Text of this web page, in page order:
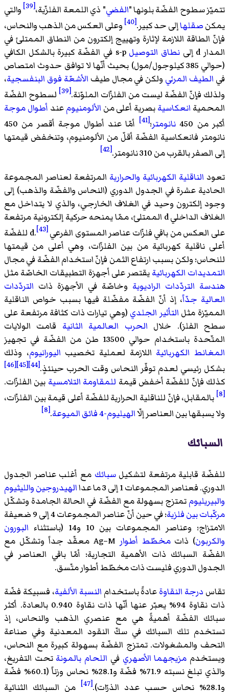
تتميّز سطوح الفضّة بلونها "الفضي" ذي اللمعة الفلزّية،[39]
والتي
يمكنصقلهاإلى حد كبير.[40]
وعلى العكس من الذهب والنحاس،
فإنّ الطاقة اللازمة لإثارة وتهييج إلكترون من النطاق الممتلئ في
المدار d إلى
نطاق التوصيل
s-p في الفضّة كبيرة بالشكل الكافي
(حوالي 385 كيلوجول/مول) بحيث أنّها لا توافق حدوث امتصاص
في الطيف المرئي ولكن في مجال طيف الأشعّة فوق البنفسجية،
ولذلك فإنّ الفضّة ليست من الفلزّات الملوّنة.[39]
لسطوح الفضّة
المحمية انعكاسيةبصرية أعلى من الألومنيومعند أطوال موجة
أكبر من 450
نانومتر؛[41]
أمّا عند أطوال موجة أقصر من 450
نانومتر فانعكاسية الفضّة أقلّ من الألومنيوم، وتنخفض قيمتها
إلى الصفر بالقرب من 310 نانومتر.
[42]
تعود الناقلية الكهربائية والحرارية المرتفعة لعناصر المجموعة
الحادية عشرة في الجدول الدوري (النحاس والفضّة والذهب) إلى
وجود إلكترون وحيد في الغلاف الخارجي، والذي لا يتداخل مع
الغلاف الداخلي d الممتلئ، ممّا يمنحه حركية إلكترونية مرتفعة
على العكس من باقي فلزّات عناصر المستوى الفرعي d.[43]
للفضّة
أعلى ناقلية كهربائية من بين الفلزّات، وهي أعلى من قيمتها
للنحاس؛ ولكن بسبب ارتفاع الثمن فإنّ استخدام الفضّة في مجال
التمديدات الكهربائيةيقتصر على أجهزة التطبيقات الخاصّة مثل
هندسة التردّدات الراديوية وخاصّة في الأجهزة ذات التردّدات
العالية جدّاً، إذ أنّ الفضّة مفضّلة فيها بسبب خواص الناقلية
المميّزة مثل التأثير الجلدي (وهي تيارات ذات كثافة مرتفعة على
سطح الفلز). خلال الحرب العالمية الثانية قامت الولايات
المتّحدة باستخدام حوالي 13500 طن من الفضّة في تجهيز
المغانط الكهربائية اللازمة لعملية تخصيب اليورانيوم، وذلك
بشكل رئيسي لعدم توفّر النحاس وقت الحرب حينئذٍ.[44]
[45]
[46]
كذلك فإنّ للفضّة أخفض قيمة للمقاومة التلامسية بين الفلزّات.
[8]
بالمقابل، فإنّ للناقلية الحرارية للفضّة أعلى قيمة بين الفلزّات،
ولا يسبقها بين العناصر إلّاالهيليوم-4 فائق الميوعة.
[8]
السبائك
للفضّة قابلية مرتفعة لتشكيلسبائك مع أغلب عناصر الجدول
الدوري. فعناصر المجموعات 1 إلى 3 ما عدا
الهيدروجينوالليثيوم
والبيريليومتمتزج بسهولة مع الفضّة في الحالة الجامدة وتشكّل
مركّبات بين فلزية
؛ في حين أنّ عناصر المجموعات 4 إلى 9 ضعيفة
الامتزاج؛ وعناصر المجموعات بين 10 و14 (باستثناء
البورون
والكربون) ذاتمخطّط أطوار
Ag–M معقّد جداً وتشكّل مع
الفضّة السبائك ذات الأهمية التجارية؛ أمّا باقي العناصر في
الجدول الدوري فليست ذات مخطّط أطوار متّسق.
تقاس درجة النقاوةعادةً باستخدام النسبة الألفية، فسبيكة فضّة
ذات نقاوة 94% يعبّر عنها أنّها ذات نقاوة 0.940 بالعادة. أكثر
سبائك الفضّة أهميةً هي مع عنصري الذهب والنحاس، إذ
تستخدم تلك السبائك في سكّ النقود المعدنية وفي صناعة
التحف والمشغولات. تمتزج الفضّة بسهولة كبيرة مع النحاس،
ويستخدم مزيجهما الأصهري في اللحام بالمونة تحت التفريغ،
والذي تبلغ نسبته 71.9% فضّة و28.1% نحاس وزناً (60.1% فضّة
و28.1% نحاس حسب عدد الذرّات).
[47]
من السبائك الثنائية